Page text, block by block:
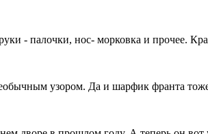
- палочки, нос- морковка и прочее.
узором. Да и шарфик франта